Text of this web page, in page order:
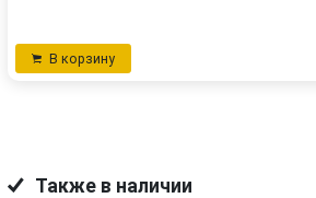
В корзину
Также в наличии